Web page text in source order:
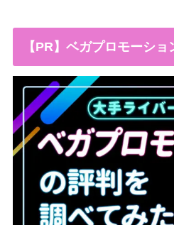
【PR】ベガプロモーシ